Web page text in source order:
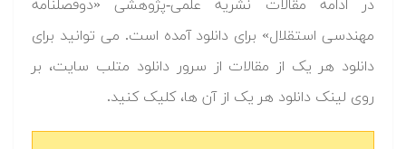
در ادامه مقالات نشریه علمی-پژوهشی «دوفصلنامه
مهندسی استقلال» برای دانلود آمده است. می توانید برای
دانلود هر یک از مقالات از سرور دانلود متلب سایت، بر
روی لینک دانلود هر یک از آن ها، کلیک کنید.